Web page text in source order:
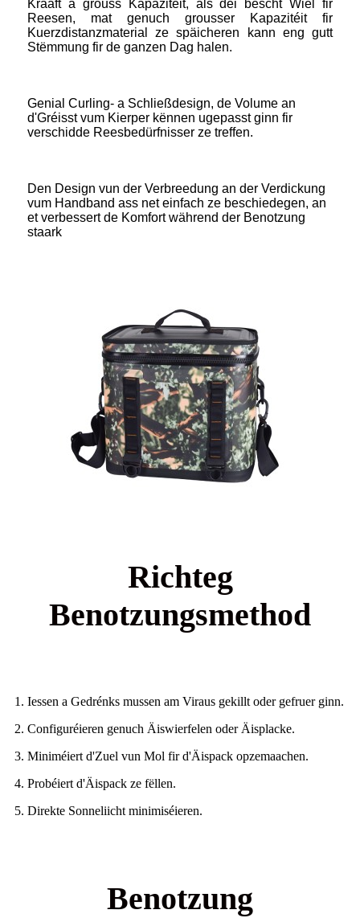
Kraaft a grouss Kapazitéit, als déi bescht Wiel fir
Reesen, mat genuch grousser Kapazitéit fir
Kuerzdistanzmaterial ze späicheren kann eng gutt
Stëmmung fir de ganzen Dag halen.
Genial Curling- a Schließdesign, de Volume an
d'Gréisst vum Kierper kënnen ugepasst ginn fir
verschidde Reesbedürfnisser ze treffen.
Den Design vun der Verbreedung an der Verdickung
vum Handband ass net einfach ze beschiedegen, an
et verbessert de Komfort während der Benotzung
staark
Richteg
Benotzungsmethod
1. Iessen a Gedrénks mussen am Viraus gekillt oder gefruer ginn.
2. Configuréieren genuch Äiswierfelen oder Äisplacke.
3. Miniméiert d'Zuel vun Mol fir d'Äispack opzemaachen.
4. Probéiert d'Äispack ze fëllen.
5. Direkte Sonneliicht minimiséieren.
Benotzung